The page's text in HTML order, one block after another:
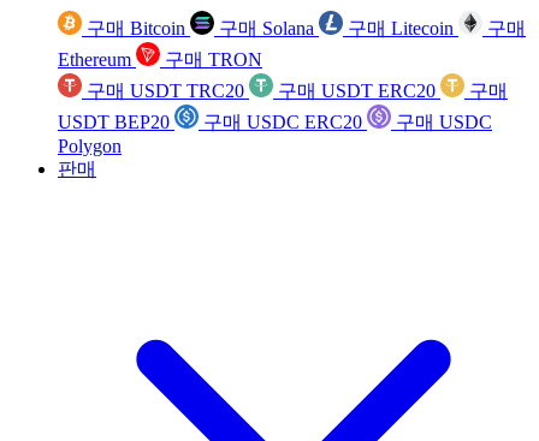
구매 Bitcoin 구매 Solana 구매 Litecoin
구매
Ethereum
구매 TRON
구매 USDT TRC20
구매 USDT ERC20
구매
USDT BEP20
구매 USDC ERC20
구매 USDC
Polygon
판매